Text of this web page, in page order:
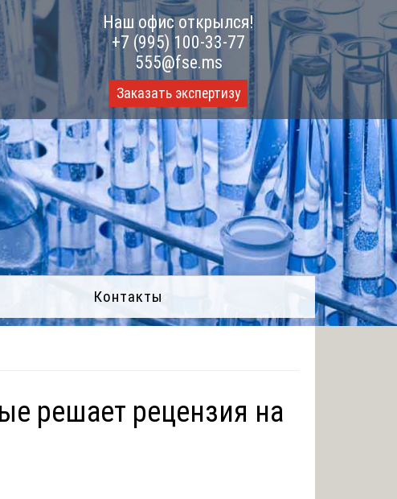
Наш офис открылся!
+7 (995) 100-33-77
555@fse.ms
Заказать экспертизу
Контакты
решает рецензия на